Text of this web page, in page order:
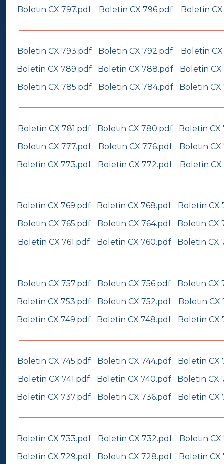
Boletin CX 797.pdf
Boletin CX 796.pdf Boletin
Boletin CX 793.pdf Boletin CX 792.pdf
Boletin
Boletin CX 789.pdf
Boletin CX 788.pdf
Boletin
Boletin CX 785.pdf
Boletin CX 784.pdf Boletin
Boletin CX 781.pdf Boletin CX 780.pdf
Boletin CX
Boletin CX 777.pdf
Boletin CX 776.pdf
Boletin CX
Boletin CX 773.pdf
Boletin CX 772.pdf Boletin CX
Boletin CX 769.pdf Boletin CX 768.pdf
Boletin CX
Boletin CX 765.pdf
Boletin CX 764.pdf
Boletin CX
Boletin CX 761.pdf
Boletin CX 760.pdf Boletin CX
Boletin CX 757.pdf Boletin CX 756.pdf
Boletin CX
Boletin CX 753.pdf
Boletin CX 752.pdf
Boletin CX
Boletin CX 749.pdf
Boletin CX 748.pdf Boletin CX
Boletin CX 745.pdf Boletin CX 744.pdf
Boletin CX
Boletin CX 741.pdf
Boletin CX 740.pdf
Boletin CX
Boletin CX 737.pdf
Boletin CX 736.pdf Boletin CX
Boletin CX 733.pdf Boletin CX 732.pdf
Boletin CX
Boletin CX 729.pdf
Boletin CX 728.pdf Boletin CX